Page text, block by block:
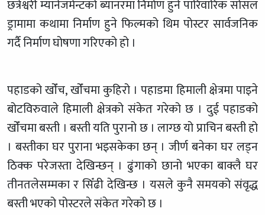
छत्रेश्वरी म्यानेजमेन्टको ब्यानरमा निर्माण हुने पारिवारिक सोसल
ड्रामामा कथामा निर्माण हुने फिल्मको थिम पोस्टर सार्वजनिक
गर्दै निर्माण घोषणा गरिएको हो ।
पहाडको खोँच, खोँचमा कुहिरो । पहाडमा हिमाली क्षेत्रमा पाइने
बोटविरुवाले हिमाली क्षेत्रको संकेत गरेको छ । दुई पहाडको
खोँचमा बस्ती । बस्ती यति पुरानो छ । लाग्छ यो प्राचिन बस्ती हो
। बस्तीका घर पुराना भइसकेका छन् । जीर्ण बनेका घर लड्न
ठिक्क परेजस्ता देखिन्छन् । ढुंगाको छानो भएका बाक्लै घर
तीनतलेसम्मका र सिँढी देखिन्छ । यसले कुनै समयको संवृद्ध
बस्ती भएको पोस्टरले संकेत गरेको छ ।